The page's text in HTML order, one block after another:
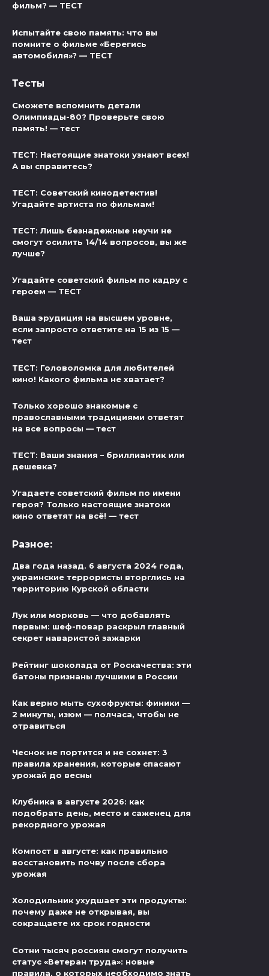
фильм? — ТЕСТ
Испытайте свою память: что вы
помните о фильме «Берегись
автомобиля»? — ТЕСТ
Тесты
Сможете вспомнить детали
Олимпиады-80? Проверьте свою
память! — тест
ТЕСТ: Настоящие знатоки узнают всех!
А вы справитесь?
ТЕСТ: Советский кинодетектив!
Угадайте артиста по фильмам!
ТЕСТ: Лишь безнадежные неучи не
смогут осилить 14/14 вопросов, вы же
лучше?
Угадайте советский фильм по кадру с
героем — ТЕСТ
Ваша эрудиция на высшем уровне,
если запросто ответите на 15 из 15 —
тест
ТЕСТ: Головоломка для любителей
кино! Какого фильма не хватает?
Только хорошо знакомые с
православными традициями ответят
на все вопросы — тест
ТЕСТ: Ваши знания – бриллиантик или
дешевка?
Угадаете советский фильм по имени
героя? Только настоящие знатоки
кино ответят на всё! — тест
Разное:
Два года назад. 6 августа 2024 года,
украинские террористы вторглись на
территорию Курской области
Лук или морковь — что добавлять
первым: шеф-повар раскрыл главный
секрет наваристой зажарки
Рейтинг шоколада от Роскачества: эти
батоны признаны лучшими в России
Как верно мыть сухофрукты: финики —
2 минуты, изюм — полчаса, чтобы не
отравиться
Чеснок не портится и не сохнет: 3
правила хранения, которые спасают
урожай до весны
Клубника в августе 2026: как
подобрать день, место и саженец для
рекордного урожая
Компост в августе: как правильно
восстановить почву после сбора
урожая
Холодильник ухудшает эти продукты:
почему даже не открывая, вы
сокращаете их срок годности
Сотни тысяч россиян смогут получить
статус «Ветеран труда»: новые
правила, о которых необходимо знать